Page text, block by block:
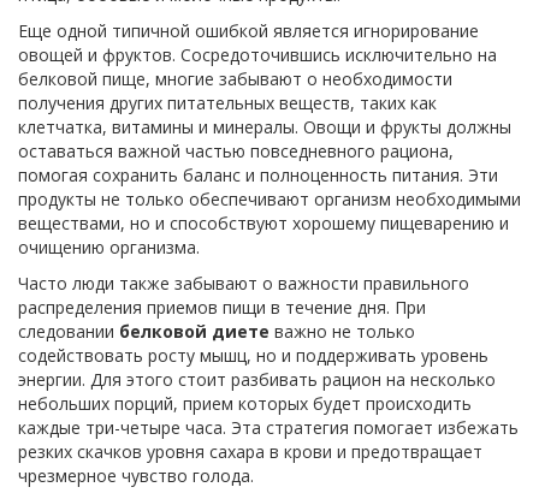
Еще одной типичной ошибкой является игнорирование
овощей и фруктов. Сосредоточившись исключительно на
белковой пище, многие забывают о необходимости
получения других питательных веществ, таких как
клетчатка, витамины и минералы. Овощи и фрукты должны
оставаться важной частью повседневного рациона,
помогая сохранить баланс и полноценность питания. Эти
продукты не только обеспечивают организм необходимыми
веществами, но и способствуют хорошему пищеварению и
очищению организма.
Часто люди также забывают о важности правильного
распределения приемов пищи в течение дня. При
следовании белковой диете важно не только
содействовать росту мышц, но и поддерживать уровень
энергии. Для этого стоит разбивать рацион на несколько
небольших порций, прием которых будет происходить
каждые три-четыре часа. Эта стратегия помогает избежать
резких скачков уровня сахара в крови и предотвращает
чрезмерное чувство голода.